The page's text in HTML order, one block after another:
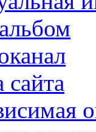
сайта